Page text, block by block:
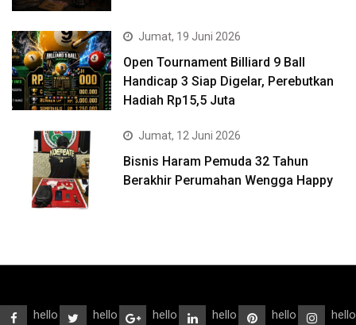
Jumat, 19 Juni 2026
Open Tournament Billiard 9 Ball
Handicap 3 Siap Digelar, Perebutkan
Hadiah Rp15,5 Juta
Jumat, 12 Juni 2026
Bisnis Haram Pemuda 32 Tahun
Berakhir Perumahan Wengga Happy
hello hello hello hello hello hello